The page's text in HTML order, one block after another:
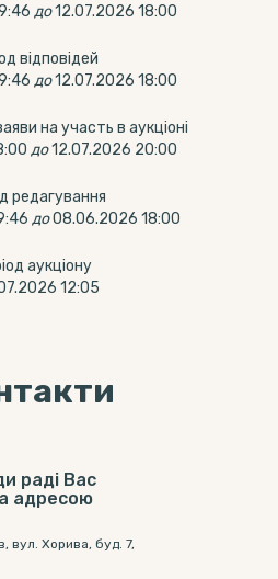
до12.07.2026 18:00
відповідей
до12.07.2026 18:00
на участь в аукціоні
до12.07.2026 20:00
редагування
до 08.06.2026 18:00
аукціону
12:05
раді Вас
адресою
вул. Хорива, буд. 7,